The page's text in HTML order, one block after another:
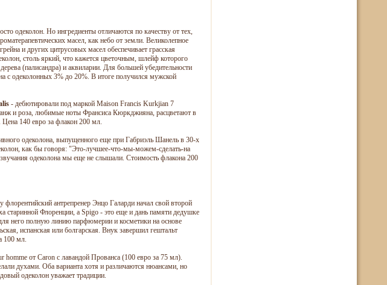
одеколон. Но ингредиенты отличаются по качеству от тех,
масел, как небо от земли. Великолепное
и других цитрусовых масел обеспечивает грасская
столь яркий, что кажется цветочным, шлейф которого
(палисандра) и аквиларии. Для большей убедительности
с одеколонных 3% до 20%. В итоге получился мужской
- дебютировали под маркой Maison Francis Kurkjian 7
и роза, любимые ноты Франсиса Кюркджияна, расцветают в
Цена 140 евро за флакон 200 мл.
одеколона, выпущенного еще при Габриэль Шанель в 30-х
как бы говоря: "Это-лучшее-что-мы-можем-сделать-на
одеколона мы еще не слышали. Стоимость флакона 200
антрепренер Энцо Галарди начал свой второй
Флоренции, а Spigo - это еще и дань памяти дедушке
него полную линию парфюмерии и косметики на основе
испанская или болгарская. Внук завершил гештальт
100 мл.
homme от Caron с лавандой Прованса (100 евро за 75 мл).
духами. Оба варианта хотя и различаются нюансами, но
одеколон уважает традиции.